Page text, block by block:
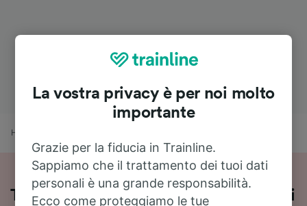
Home
Treni Lucerna - Basel SBB: orari, prezzi
La vostra privacy è per noi molto
importante
Grazie per la fiducia in Trainline.
Sappiamo che il trattamento dei tuoi dati
personali è una grande responsabilità.
Ecco come proteggiamo le tue